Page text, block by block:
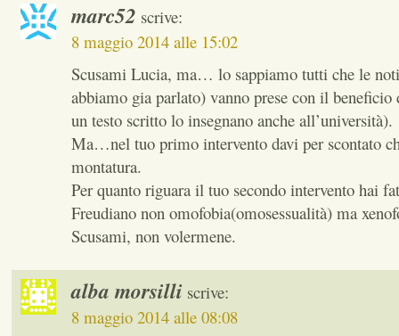
marc52 scrive:
8 maggio 2014 alle 15:02
Scusami Lucia, ma… lo sappiamo tutti che le
abbiamo gia parlato) vanno prese con il
un testo scritto lo insegnano anche all’università).
Ma…nel tuo primo intervento davi per scontato
montatura.
Per quanto riguara il tuo secondo intervento hai
Freudiano non omofobia(omosessualità) ma
Scusami, non volermene.
alba morsilli scrive:
8 maggio 2014 alle 08:08